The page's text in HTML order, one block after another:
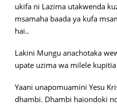
ukifa ni Lazima utakwenda
msamaha baada ya kufa
hai..
Lakini Mungu anachotaka
upate uzima wa milele kupitia
Yaani unapomuamini Yesu
dhambi. Dhambi haiondoki